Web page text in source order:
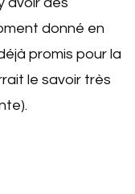
avoir des
donné en
promis pour la
le savoir très